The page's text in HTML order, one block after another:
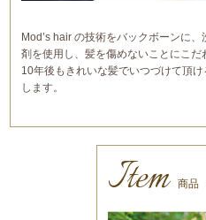
Mod’s hair の技術をバックボーンに
剤を使用し、髪を傷めないことにこ
10年後もきれいな髪でいつづけて頂
します。
Item 商品